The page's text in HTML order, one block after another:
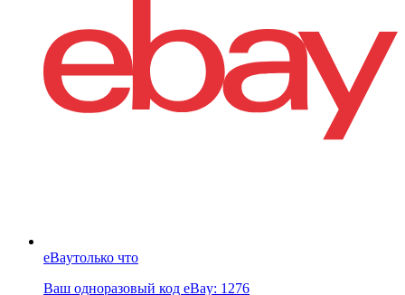
eBayтолько что
Ваш одноразовый код eBay: 1276